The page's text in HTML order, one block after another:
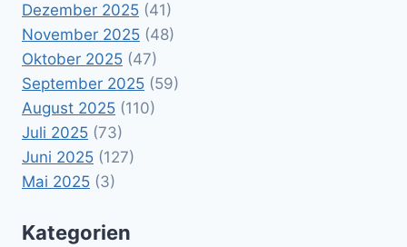
Dezember 2025 (41)
November 2025 (48)
Oktober 2025 (47)
September 2025 (59)
August 2025 (110)
Juli 2025 (73)
Juni 2025 (127)
Mai 2025 (3)
Kategorien